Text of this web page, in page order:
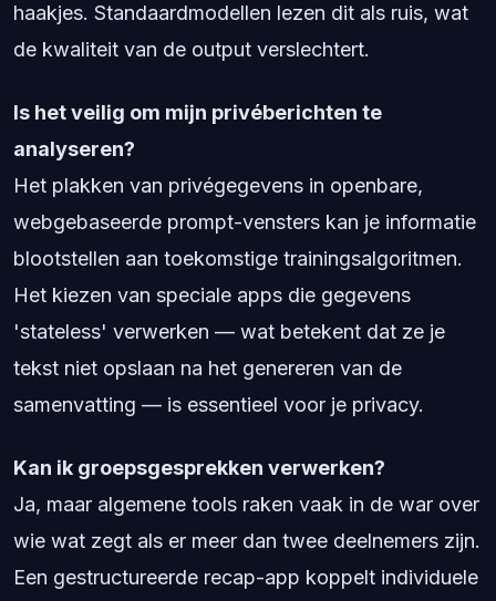
haakjes. Standaardmodellen lezen dit als ruis, wat
de kwaliteit van de output verslechtert.
Is het veilig om mijn privéberichten te
analyseren?
Het plakken van privégegevens in openbare,
webgebaseerde prompt-vensters kan je informatie
blootstellen aan toekomstige trainingsalgoritmen.
Het kiezen van speciale apps die gegevens
'stateless' verwerken — wat betekent dat ze je
tekst niet opslaan na het genereren van de
samenvatting — is essentieel voor je privacy.
Kan ik groepsgesprekken verwerken?
Ja, maar algemene tools raken vaak in de war over
wie wat zegt als er meer dan twee deelnemers zijn.
Een gestructureerde recap-app koppelt individuele